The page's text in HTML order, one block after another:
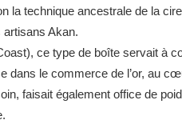
la technique ancestrale de la
Akan.
ce type de boîte servait à
dans le commerce de l’or, au
faisait également office de